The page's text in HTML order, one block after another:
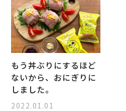
もう丼ぶりにするほど
ないから、おにぎりに
しました。
2022.01.01